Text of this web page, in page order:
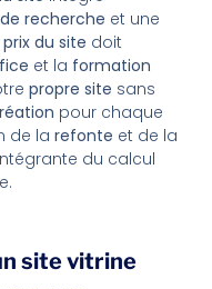
recherche et une
prix du site doit
et la formation
propre site sans
pour chaque
de la refonte et de la
du calcul
site vitrine